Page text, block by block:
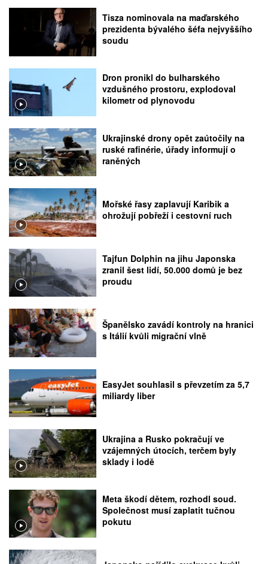
Tisza nominovala na maďarského
prezidenta bývalého šéfa nejvyššího
soudu
Dron pronikl do bulharského
vzdušného prostoru, explodoval
kilometr od plynovodu
Ukrajinské drony opět zaútočily na
ruské rafinérie, úřady informují o
raněných
Mořské řasy zaplavují Karibik a
ohrožují pobřeží i cestovní ruch
Tajfun Dolphin na jihu Japonska
zranil šest lidí, 50.000 domů je bez
proudu
Španělsko zavádí kontroly na hranici
s Itálií kvůli migrační vlně
EasyJet souhlasil s převzetím za 5,7
miliardy liber
Ukrajina a Rusko pokračují ve
vzájemných útocích, terčem byly
sklady i lodě
Meta škodí dětem, rozhodl soud.
Společnost musí zaplatit tučnou
pokutu